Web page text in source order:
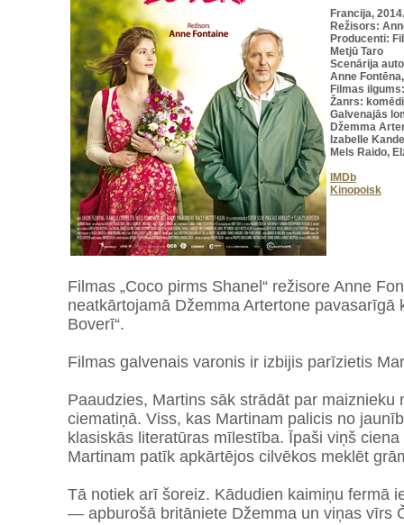
Francija,
Režisors:
Producenti:
Metjū Taro
Scenārija
Anne
Filmas
Žanrs:
Galvenajās
Džemma
Izabelle
Mels Raido,
IMDb
Kinopoisk
Filmas „Coco pirms Shanel“ režisore Anne
neatkārtojamā Džemma Artertone pavasarīgā
Boverī“.
Filmas galvenais varonis ir izbijis parīzietis
Paaudzies, Martins sāk strādāt par maiznieku
ciematiņā. Viss, kas Martinam palicis no
klasiskās literatūras mīlestība. Īpaši viņš
Martinam patīk apkārtējos cilvēkos meklēt
Tā notiek arī šoreiz. Kādudien kaimiņu fermā
— apburošā britāniete Džemma un viņas vīrs